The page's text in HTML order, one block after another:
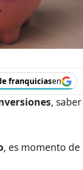
franquiciasen
, saber
, es momento de